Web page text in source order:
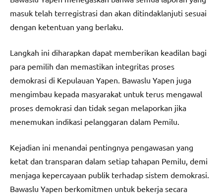
masuk telah terregistrasi dan akan ditindaklanjuti sesuai
dengan ketentuan yang berlaku.
Langkah ini diharapkan dapat memberikan keadilan bagi
para pemilih dan memastikan integritas proses
demokrasi di Kepulauan Yapen. Bawaslu Yapen juga
mengimbau kepada masyarakat untuk terus mengawal
proses demokrasi dan tidak segan melaporkan jika
menemukan indikasi pelanggaran dalam Pemilu.
Kejadian ini menandai pentingnya pengawasan yang
ketat dan transparan dalam setiap tahapan Pemilu, demi
menjaga kepercayaan publik terhadap sistem demokrasi.
Bawaslu Yapen berkomitmen untuk bekerja secara